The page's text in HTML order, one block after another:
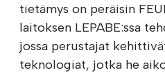
tietämys on peräisin
laitoksen LEPABE:ssa
jossa perustajat
teknologiat, jotka he